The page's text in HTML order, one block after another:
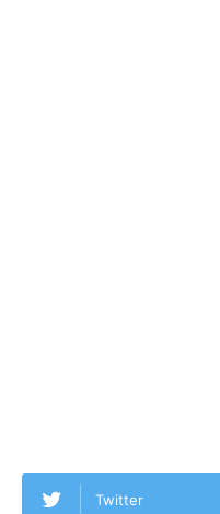
Twitter